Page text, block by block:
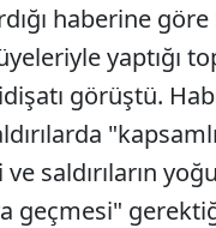
haberine
yaptığı
görüştü.
saldırıların
geçmesi"